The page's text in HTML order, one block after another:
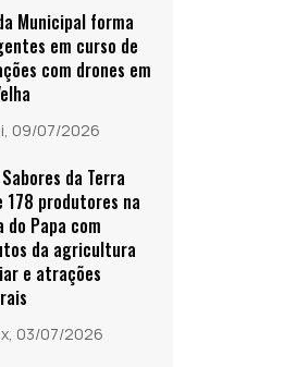
Municipal forma
em curso de
com drones em
09/07/2026
da Terra
178 produtores na
do Papa com
da agricultura
e atrações
03/07/2026